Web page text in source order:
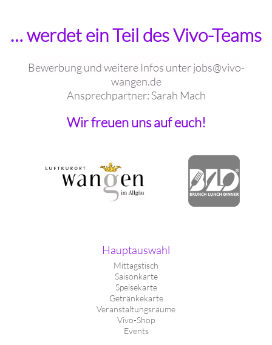
… werdet ein Teil des Vivo-Teams
Bewerbung und weitere Infos unter jobs@vivo-
wangen.de
Ansprechpartner: Sarah Mach
Wir freuen uns auf euch!
Hauptauswahl
Mittagstisch
Saisonkarte
Speisekarte
Getränkekarte
Veranstaltungsräume
Vivo-Shop
Events